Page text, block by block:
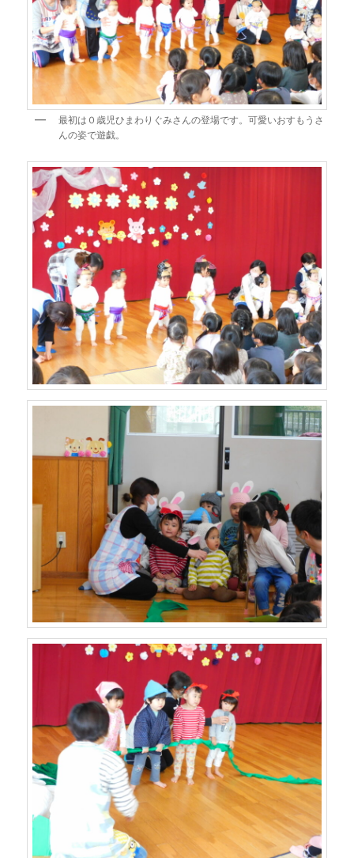
最初は０歳児ひまわりぐみさんの登場です。可愛いおすもうさ
んの姿で遊戯。